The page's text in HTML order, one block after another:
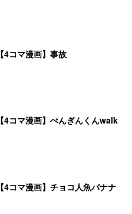
【4コマ漫画】事故
【4コマ漫画】ぺんぎんくんwalk
【4コマ漫画】チョコ人魚バナナ